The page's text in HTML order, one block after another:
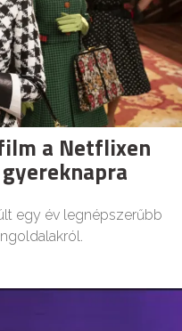
a Netflixen
egy év legnépszerűbb